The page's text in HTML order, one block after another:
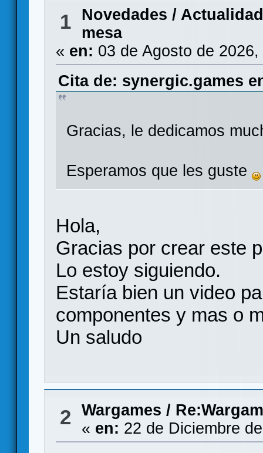
1
Novedades / Actualidad
mesa
« en: 03 de Agosto de
Cita de: synergic.games
Gracias, le dedicamos
Esperamos que les guste
Hola,
Gracias por crear este
Lo estoy siguiendo.
Estaría bien un video
componentes y mas o
Un saludo
2 Wargames /
« en: 22 de Diciembre